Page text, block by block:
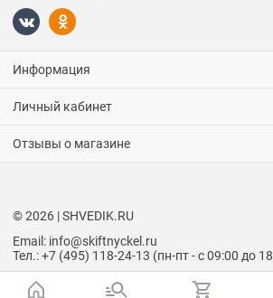
Информация
Личный кабинет
Отзывы о магазине
© 2026 | SHVEDIK.RU
Email: info@skiftnyckel.ru
Тел.: +7 (495) 118-24-13 (пн-пт - с 09:00 до